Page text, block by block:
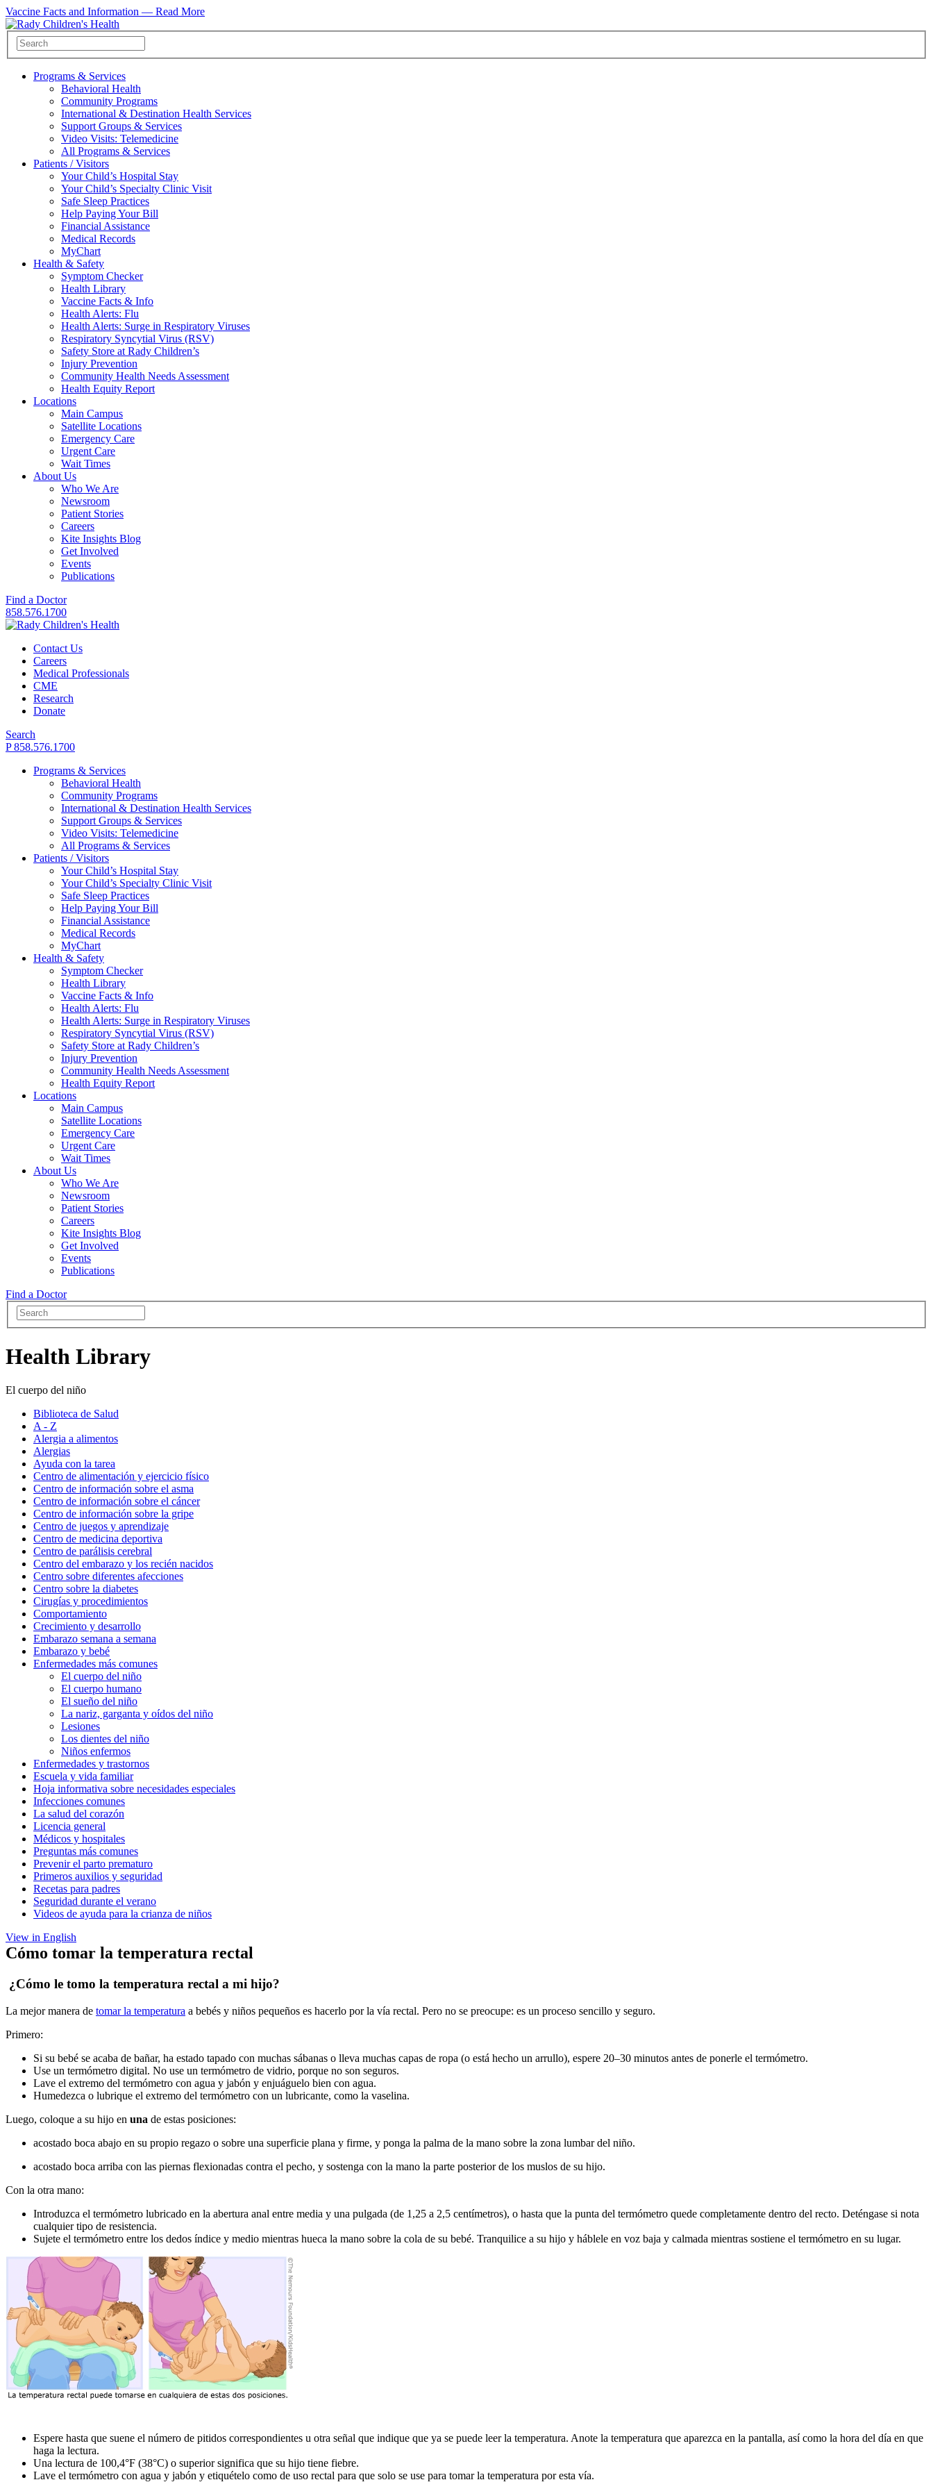
Vaccine Facts and Information — Read More
Programs & Services
Behavioral Health
Community Programs
International & Destination Health Services
Support Groups & Services
Video Visits: Telemedicine
All Programs & Services
Patients / Visitors
Your Child’s Hospital Stay
Your Child’s Specialty Clinic Visit
Safe Sleep Practices
Help Paying Your Bill
Financial Assistance
Medical Records
MyChart
Health & Safety
Symptom Checker
Health Library
Vaccine Facts & Info
Health Alerts: Flu
Health Alerts: Surge in Respiratory Viruses
Respiratory Syncytial Virus (RSV)
Safety Store at Rady Children’s
Injury Prevention
Community Health Needs Assessment
Health Equity Report
Locations
Main Campus
Satellite Locations
Emergency Care
Urgent Care
Wait Times
About Us
Who We Are
Newsroom
Patient Stories
Careers
Kite Insights Blog
Get Involved
Events
Publications
Find a Doctor
858.576.1700
Contact Us
Careers
Medical Professionals
CME
Research
Donate
Search
P 858.576.1700
Programs & Services
Behavioral Health
Community Programs
International & Destination Health Services
Support Groups & Services
Video Visits: Telemedicine
All Programs & Services
Patients / Visitors
Your Child’s Hospital Stay
Your Child’s Specialty Clinic Visit
Safe Sleep Practices
Help Paying Your Bill
Financial Assistance
Medical Records
MyChart
Health & Safety
Symptom Checker
Health Library
Vaccine Facts & Info
Health Alerts: Flu
Health Alerts: Surge in Respiratory Viruses
Respiratory Syncytial Virus (RSV)
Safety Store at Rady Children’s
Injury Prevention
Community Health Needs Assessment
Health Equity Report
Locations
Main Campus
Satellite Locations
Emergency Care
Urgent Care
Wait Times
About Us
Who We Are
Newsroom
Patient Stories
Careers
Kite Insights Blog
Get Involved
Events
Publications
Find a Doctor
Health Library
El cuerpo del niño
Biblioteca de Salud
A - Z
Alergia a alimentos
Alergias
Ayuda con la tarea
Centro de alimentación y ejercicio físico
Centro de información sobre el asma
Centro de información sobre el cáncer
Centro de información sobre la gripe
Centro de juegos y aprendizaje
Centro de medicina deportiva
Centro de parálisis cerebral
Centro del embarazo y los recién nacidos
Centro sobre diferentes afecciones
Centro sobre la diabetes
Cirugías y procedimientos
Comportamiento
Crecimiento y desarrollo
Embarazo semana a semana
Embarazo y bebé
Enfermedades más comunes
El cuerpo del niño
El cuerpo humano
El sueño del niño
La nariz, garganta y oídos del niño
Lesiones
Los dientes del niño
Niños enfermos
Enfermedades y trastornos
Escuela y vida familiar
Hoja informativa sobre necesidades especiales
Infecciones comunes
La salud del corazón
Licencia general
Médicos y hospitales
Preguntas más comunes
Prevenir el parto prematuro
Primeros auxilios y seguridad
Recetas para padres
Seguridad durante el verano
Videos de ayuda para la crianza de niños
View in English
Cómo tomar la temperatura rectal
¿Cómo le tomo la temperatura rectal a mi hijo?
La mejor manera de tomar la temperatura a bebés y niños pequeños es hacerlo por la vía rectal. Pero no se preocupe: es un proceso sencillo y seguro.
Primero:
Si su bebé se acaba de bañar, ha estado tapado con muchas sábanas o lleva muchas capas de ropa (o está hecho un arrullo), espere 20–30 minutos antes de ponerle el termómetro.
Use un termómetro digital. No use un termómetro de vidrio, porque no son seguros.
Lave el extremo del termómetro con agua y jabón y enjuáguelo bien con agua.
Humedezca o lubrique el extremo del termómetro con un lubricante, como la vaselina.
Luego, coloque a su hijo en una de estas posiciones:
acostado boca abajo en su propio regazo o sobre una superficie plana y firme, y ponga la palma de la mano sobre la zona lumbar del niño.
acostado boca arriba con las piernas flexionadas contra el pecho, y sostenga con la mano la parte posterior de los muslos de su hijo.
Con la otra mano:
Introduzca el termómetro lubricado en la abertura anal entre media y una pulgada (de 1,25 a 2,5 centímetros), o hasta que la punta del termómetro quede completamente dentro del recto. Deténgase si nota
cualquier tipo de resistencia.
Sujete el termómetro entre los dedos índice y medio mientras hueca la mano sobre la cola de su bebé. Tranquilice a su hijo y háblele en voz baja y calmada mientras sostiene el termómetro en su lugar.
Espere hasta que suene el número de pitidos correspondientes u otra señal que indique que ya se puede leer la temperatura. Anote la temperatura que aparezca en la pantalla, así como la hora del día en que
haga la lectura.
Una lectura de 100,4°F (38°C) o superior significa que su hijo tiene fiebre.
Lave el termómetro con agua y jabón y etiquételo como de uso rectal para que solo se use para tomar la temperatura por esta vía.